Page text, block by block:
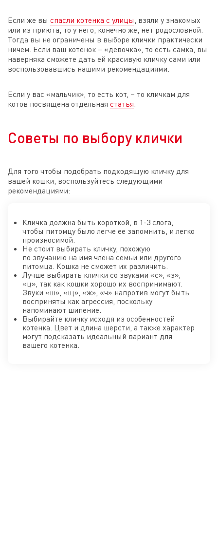
Если же вы спасли котенка с улицы , взяли у знакомых
или из приюта, то у него, конечно же, нет родословной.
Тогда вы не ограничены в выборе клички практически
ничем. Если ваш котенок – «девочка», то есть самка, вы
наверняка сможете дать ей красивую кличку сами или
воспользовавшись нашими рекомендациями.
Если у вас «мальчик», то есть кот, – то кличкам для
котов посвящена отдельная статья
Советы по выбору клички
Для того чтобы подобрать подходящую кличку для
вашей кошки, воспользуйтесь следующими
рекомендациями:
Кличка должна быть короткой, в 1-3 слога,
чтобы питомцу было легче ее запомнить, и легко
произносимой.
Не стоит выбирать кличку, похожую
по звучанию на имя члена семьи или другого
питомца. Кошка не сможет их различить.
Лучше выбирать клички со звуками «с», «з»,
«ц», так как кошки хорошо их воспринимают.
Звуки «ш», «щ», «ж», «ч» напротив могут быть
восприняты как агрессия, поскольку
напоминают шипение.
Выбирайте кличку исходя из особенностей
котенка. Цвет и длина шерсти, а также характер
могут подсказать идеальный вариант для
вашего котенка.